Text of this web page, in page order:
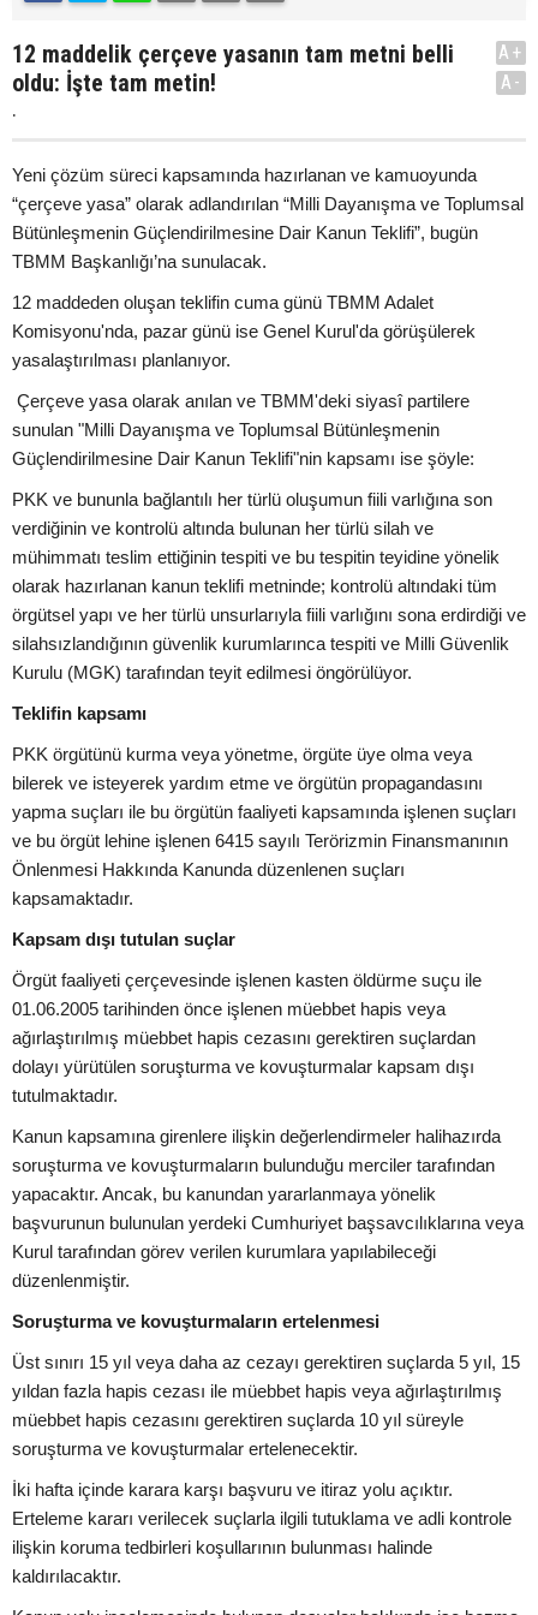
12 maddelik çerçeve yasanın tam metni belli
oldu: İşte tam metin!
.
A+
A-
Yeni çözüm süreci kapsamında hazırlanan ve kamuoyunda
“çerçeve yasa” olarak adlandırılan “Milli Dayanışma ve Toplumsal
Bütünleşmenin Güçlendirilmesine Dair Kanun Teklifi”, bugün
TBMM Başkanlığı’na sunulacak.
12 maddeden oluşan teklifin cuma günü TBMM Adalet
Komisyonu'nda, pazar günü ise Genel Kurul'da görüşülerek
yasalaştırılması planlanıyor.
Çerçeve yasa olarak anılan ve TBMM'deki siyasî partilere
sunulan "Milli Dayanışma ve Toplumsal Bütünleşmenin
Güçlendirilmesine Dair Kanun Teklifi"nin kapsamı ise şöyle:
PKK ve bununla bağlantılı her türlü oluşumun fiili varlığına son
verdiğinin ve kontrolü altında bulunan her türlü silah ve
mühimmatı teslim ettiğinin tespiti ve bu tespitin teyidine yönelik
olarak hazırlanan kanun teklifi metninde; kontrolü altındaki tüm
örgütsel yapı ve her türlü unsurlarıyla fiili varlığını sona erdirdiği ve
silahsızlandığının güvenlik kurumlarınca tespiti ve Milli Güvenlik
Kurulu (MGK) tarafından teyit edilmesi öngörülüyor.
Teklifin kapsamı
PKK örgütünü kurma veya yönetme, örgüte üye olma veya
bilerek ve isteyerek yardım etme ve örgütün propagandasını
yapma suçları ile bu örgütün faaliyeti kapsamında işlenen suçları
ve bu örgüt lehine işlenen 6415 sayılı Terörizmin Finansmanının
Önlenmesi Hakkında Kanunda düzenlenen suçları
kapsamaktadır.
Kapsam dışı tutulan suçlar
Örgüt faaliyeti çerçevesinde işlenen kasten öldürme suçu ile
01.06.2005 tarihinden önce işlenen müebbet hapis veya
ağırlaştırılmış müebbet hapis cezasını gerektiren suçlardan
dolayı yürütülen soruşturma ve kovuşturmalar kapsam dışı
tutulmaktadır.
Kanun kapsamına girenlere ilişkin değerlendirmeler halihazırda
soruşturma ve kovuşturmaların bulunduğu merciler tarafından
yapacaktır. Ancak, bu kanundan yararlanmaya yönelik
başvurunun bulunulan yerdeki Cumhuriyet başsavcılıklarına veya
Kurul tarafından görev verilen kurumlara yapılabileceği
düzenlenmiştir.
Soruşturma ve kovuşturmaların ertelenmesi
Üst sınırı 15 yıl veya daha az cezayı gerektiren suçlarda 5 yıl, 15
yıldan fazla hapis cezası ile müebbet hapis veya ağırlaştırılmış
müebbet hapis cezasını gerektiren suçlarda 10 yıl süreyle
soruşturma ve kovuşturmalar ertelenecektir.
İki hafta içinde karara karşı başvuru ve itiraz yolu açıktır.
Erteleme kararı verilecek suçlarla ilgili tutuklama ve adli kontrole
ilişkin koruma tedbirleri koşullarının bulunması halinde
kaldırılacaktır.